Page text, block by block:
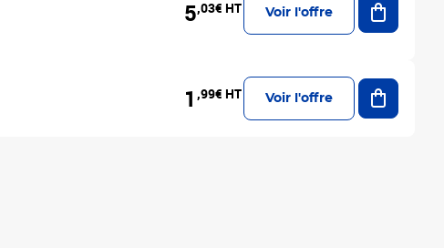
5,03€ HT Voir l'offre
1 ,99€ HT Voir l'offre
Ajouter